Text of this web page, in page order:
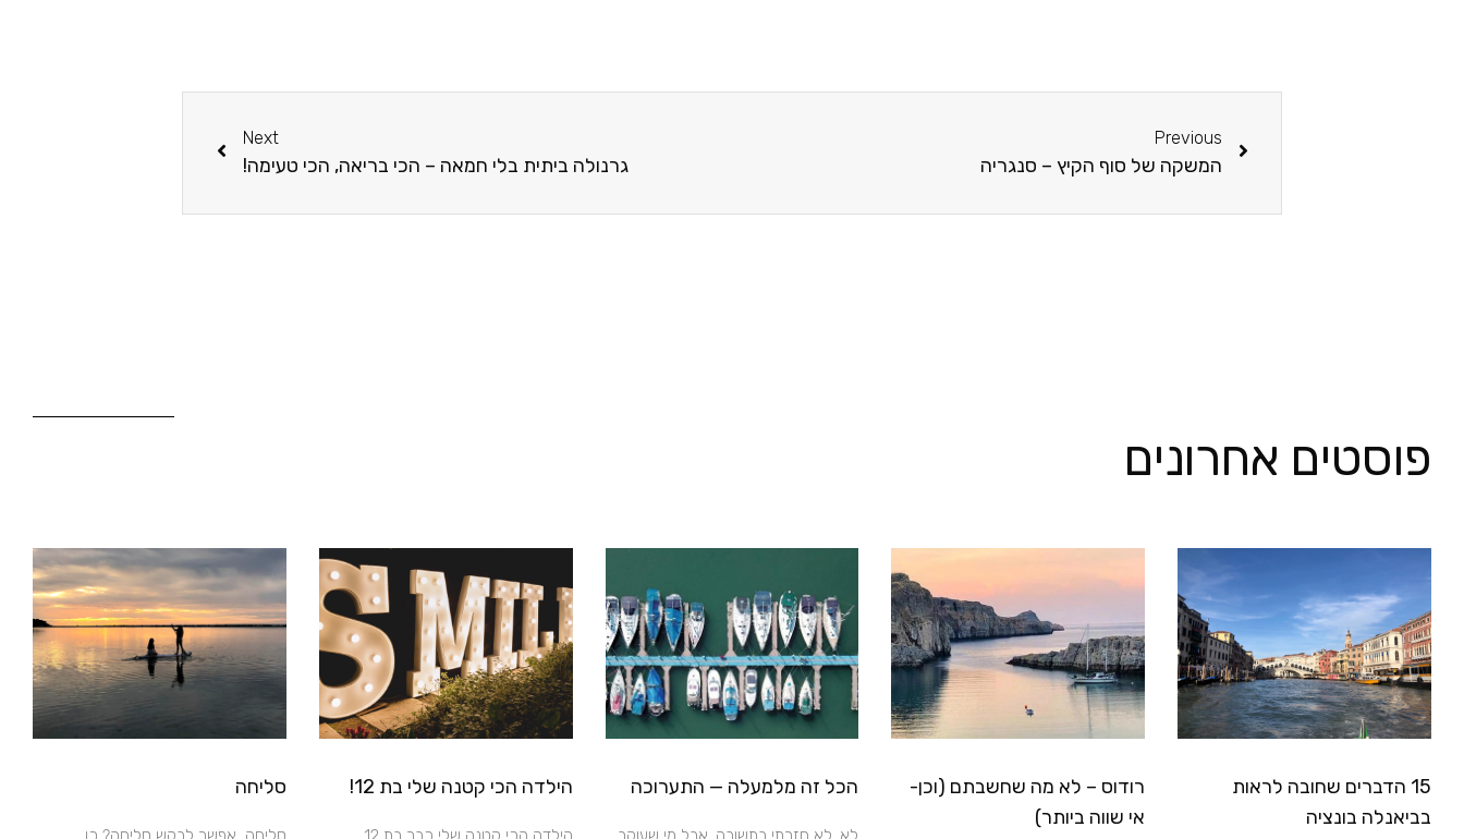
Previous
המשקה של סוף הקיץ – סנגריה
Next
גרנולה ביתית בלי חמאה – הכי בריאה, הכי טעימה!
פוסטים אחרונים
15 הדברים שחובה לראות
בביאנלה בונציה
רודוס – לא מה שחשבתם (וכן-
אי שווה ביותר)
הכל זה מלמעלה — התערוכה הילדה הכי קטנה שלי בת 12! סליחה